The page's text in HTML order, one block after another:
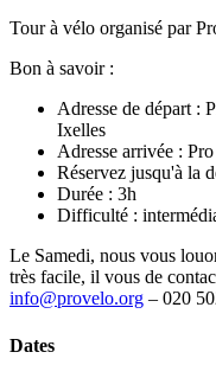
Tour à vélo organisé par
Bon à savoir :
Adresse de départ :
Ixelles
Adresse arrivée :
Réservez jusqu'à la
Durée : 3h
Difficulté :
Le Samedi, nous vous
très facile, il vous de
info@provelo.org – 020
Dates